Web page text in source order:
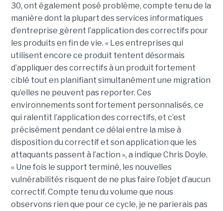
30, ont également posé problème, compte tenu de la
manière dont la plupart des services informatiques
d’entreprise gèrent l’application des correctifs pour
les produits en fin de vie. « Les entreprises qui
utilisent encore ce produit tentent désormais
d’appliquer des correctifs à un produit fortement
ciblé tout en planifiant simultanément une migration
qu’elles ne peuvent pas reporter. Ces
environnements sont fortement personnalisés, ce
qui ralentit l’application des correctifs, et c’est
précisément pendant ce délai entre la mise à
disposition du correctif et son application que les
attaquants passent à l’action », a indique Chris Doyle.
« Une fois le support terminé, les nouvelles
vulnérabilités risquent de ne plus faire l’objet d’aucun
correctif. Compte tenu du volume que nous
observons rien que pour ce cycle, je ne parierais pas